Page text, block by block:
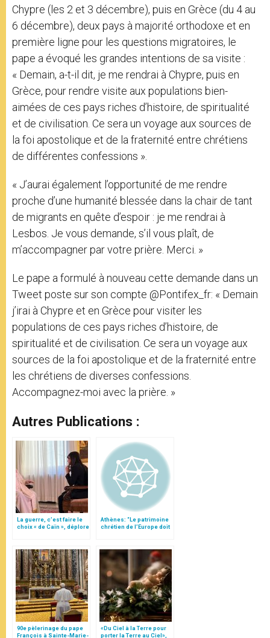
Chypre (les 2 et 3 décembre), puis en Grèce (du 4 au
6 décembre), deux pays à majorité orthodoxe et en
première ligne pour les questions migratoires, le
pape a évoqué les grandes intentions de sa visite :
« Demain, a-t-il dit, je me rendrai à Chypre, puis en
Grèce, pour rendre visite aux populations bien-
aimées de ces pays riches d’histoire, de spiritualité
et de civilisation. Ce sera un voyage aux sources de
la foi apostolique et de la fraternité entre chrétiens
de différentes confessions ».
« J’aurai également l’opportunité de me rendre
proche d’une humanité blessée dans la chair de tant
de migrants en quête d’espoir : je me rendrai à
Lesbos. Je vous demande, s’il vous plaît, de
m’accompagner par votre prière. Merci. »
Le pape a formulé à nouveau cette demande dans un
Tweet poste sur son compte @Pontifex_fr: « Demain
j’irai à Chypre et en Grèce pour visiter les
populations de ces pays riches d’histoire, de
spiritualité et de civilisation. Ce sera un voyage aux
sources de la foi apostolique et de la fraternité entre
les chrétiens de diverses confessions.
Accompagnez-moi avec la prière. »
Autres Publications :
La guerre, c’est faire le
choix « de Caïn », déplore
Athènes: “Le patrimoine
chrétien de l’Europe doit
90e pèlerinage du pape
François à Sainte-Marie-
«Du Ciel à la Terre pour
porter la Terre au Ciel»,